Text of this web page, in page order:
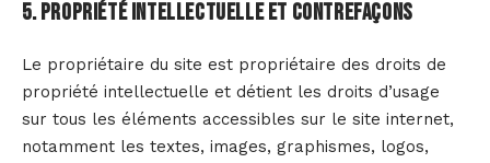
5. Propriété intellectuelle et contrefaçons
Le propriétaire du site est propriétaire des droits de
propriété intellectuelle et détient les droits d’usage
sur tous les éléments accessibles sur le site internet,
notamment les textes, images, graphismes, logos,